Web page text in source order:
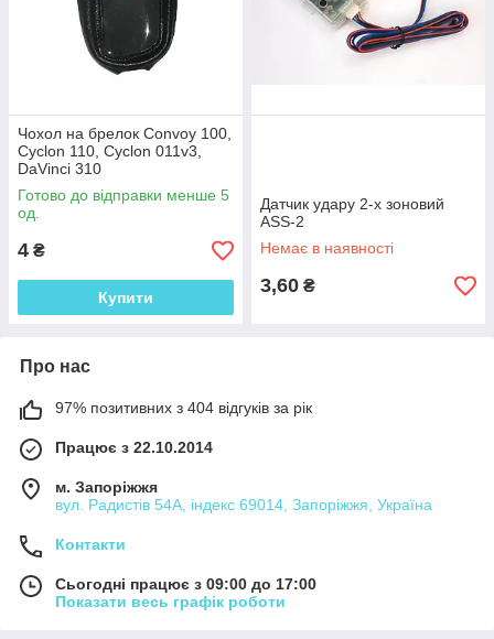
Чохол на брелок Convoy 100,
Cyclon 110, Cyclon 011v3,
DaVinci 310
Готово до відправки менше 5
од.
4 ₴
Купити
Датчик удару 2-х зоновий
ASS-2
Немає в наявності
3,60 ₴
Про нас
97% позитивних з 404 відгуків за рік
Працює з 22.10.2014
м. Запоріжжя
вул. Радистів 54А, індекс 69014, Запоріжжя, Україна
Контакти
Сьогодні працює з 09:00 до 17:00
Показати весь графік роботи